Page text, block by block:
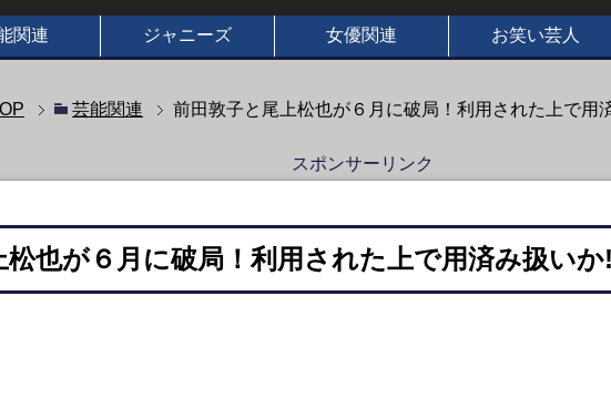
関連 ジャニーズ 女優関連 お笑い芸人
芸能関連 前田敦子と尾上松也が６月に破局！利用された上で用
スポンサーリンク
松也が６月に破局！利用された上で用済み扱い